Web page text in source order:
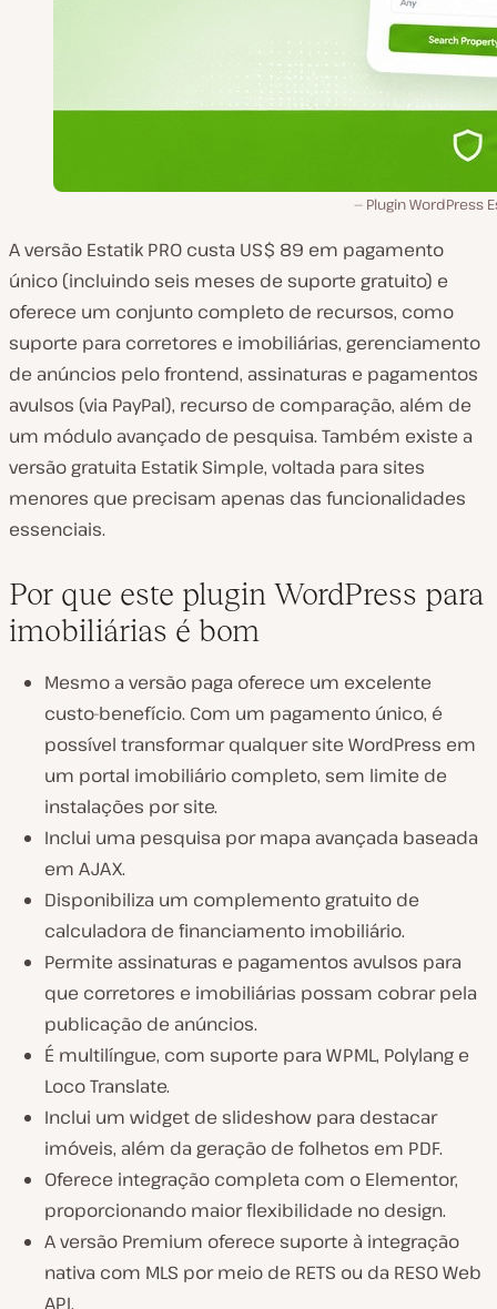
Plugin WordPress
A versão Estatik PRO custa US$ 89 em pagamento
único (incluindo seis meses de suporte gratuito) e
oferece um conjunto completo de recursos, como
suporte para corretores e imobiliárias, gerenciamento
de anúncios pelo frontend, assinaturas e pagamentos
avulsos (via PayPal), recurso de comparação, além de
um módulo avançado de pesquisa. Também existe a
versão gratuita Estatik Simple, voltada para sites
menores que precisam apenas das funcionalidades
essenciais.
Por que este plugin WordPress para
imobiliárias é bom
Mesmo a versão paga oferece um excelente
custo-benefício. Com um pagamento único, é
possível transformar qualquer site WordPress em
um portal imobiliário completo, sem limite de
instalações por site.
Inclui uma pesquisa por mapa avançada baseada
em AJAX.
Disponibiliza um complemento gratuito de
calculadora de financiamento imobiliário.
Permite assinaturas e pagamentos avulsos para
que corretores e imobiliárias possam cobrar pela
publicação de anúncios.
É multilíngue, com suporte para WPML, Polylang e
Loco Translate.
Inclui um widget de slideshow para destacar
imóveis, além da geração de folhetos em PDF.
Oferece integração completa com o Elementor,
proporcionando maior flexibilidade no design.
A versão Premium oferece suporte à integração
nativa com MLS por meio de RETS ou da RESO Web
API.